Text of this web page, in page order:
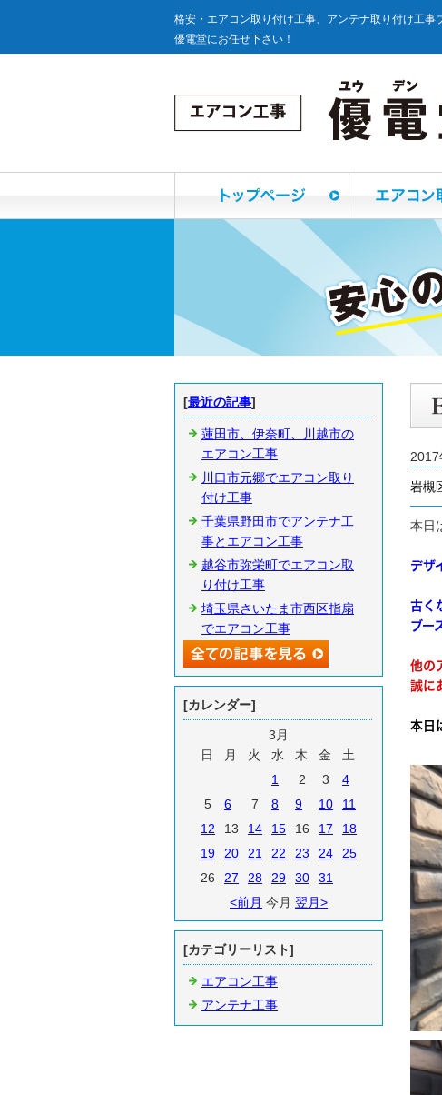
格安・エアコン取り付け工事、アンテナ取り付け工
優電堂にお任せ下さい！
岩槻
本日
デザ
古く
ブー
他の
誠に
本日
[最近の記事]
蓮田市、伊奈町、川越市の
エアコン工事
川口市元郷でエアコン取り
付け工事
千葉県野田市でアンテナ工
事とエアコン工事
越谷市弥栄町でエアコン取
り付け工事
埼玉県さいたま市西区指扇
でエアコン工事
[カレンダー]
3月
日
月 火 水 木 金
土
1
2 3
4
5
6 7 8 9 10
11
12
13 14 15 16 17
18
19
20 21 22 23 24
25
26
27 28 29 30
31
<前月 今月 翌月>
[カテゴリーリスト]
エアコン工事
アンテナ工事